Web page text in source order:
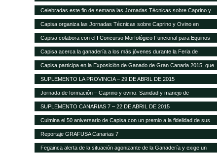
sus empresas
Celebradas este fin de semana las Jornadas Técnicas sobre Caprino y
Ovino de Uga
Capisa organiza las Jornadas Técnicas sobre Caprino y Ovino en
Lanzarote
Capisa colabora con el I Concurso Morfológico Funcional para Equinos
Capisa acerca la ganadería a los más jóvenes durante la Feria de
Ganado Selecto 2015
Capisa participa en la Exposición de Ganado de Gran Canaria 2015, que
contará con mil cabezas selectas de la isla
SUPLEMENTO LA PROVINCIA – 29 DE ABRIL DE 2015
Jornada de formación – Caprino y ovino: Sanidad y manejo de
alimentación
SUPLEMENTO CANARIAS 7 – 22 DE ABRIL DE 2015
Culmina el 50 aniversario de Capisa con un premio a la fidelidad de sus
clientes
Reportaje GRAFUSA Canarias 7
Fegainca alerta de la situación agonizante de la Ganadería y exige un